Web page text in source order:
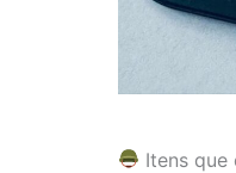
Itens que